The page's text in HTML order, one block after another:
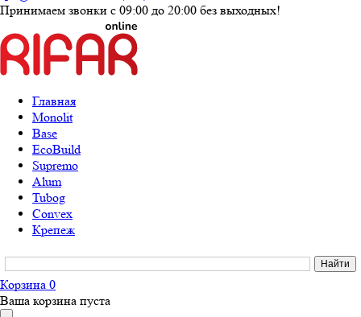
Принимаем звонки с 09:00 до 20:00 без выходных!
Главная
Monolit
Base
EcoBuild
Supremo
Alum
Tubog
Convex
Крепеж
Корзина 0
Ваша корзина пуста